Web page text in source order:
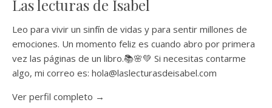
Las lecturas de Isabel
Leo para vivir un sinfín de vidas y para sentir millones de
emociones. Un momento feliz es cuando abro por primera
vez las páginas de un libro.📚🌸💚 Si necesitas contarme
algo, mi correo es: hola@laslecturasdeisabel.com
Ver perfil completo →